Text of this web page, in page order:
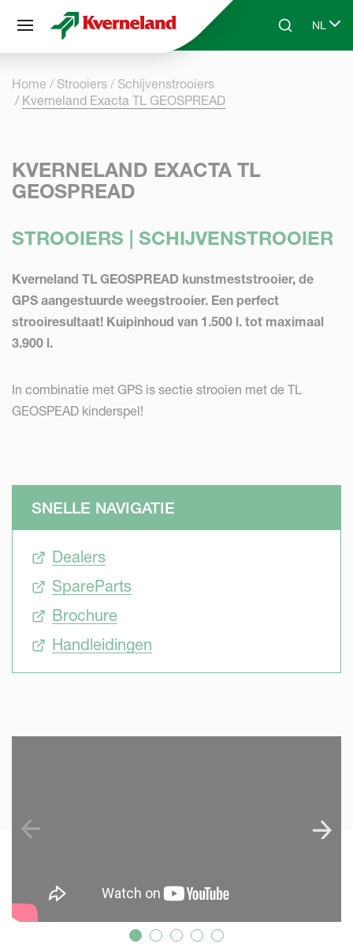
Skip to main contentSearchNL
Select
Home Strooiers
Schijvenstrooiers
Kverneland Exacta TL GEOSPREAD
KVERNELAND EXACTA TL
GEOSPREAD
STROOIERS | SCHIJVENSTROOIER
Kverneland TL GEOSPREAD kunstmeststrooier, de
GPS aangestuurde weegstrooier. Een perfect
strooiresultaat! Kuipinhoud van 1.500 l. tot maximaal
3.900 l.
In combinatie met GPS is sectie strooien met de TL
GEOSPEAD kinderspel!
SNELLE NAVIGATIE
Dealers
SpareParts
Brochure
Handleidingen
Cookies beheer paneel